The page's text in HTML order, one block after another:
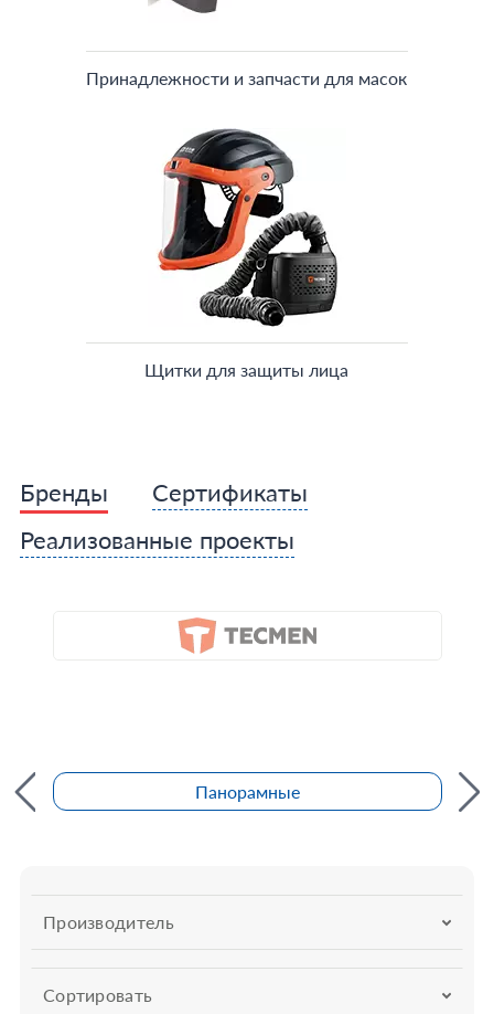
Принадлежности и запчасти для масок
Щитки для защиты лица
Бренды
Сертификаты
Реализованные проекты
Панорамные
Сортировать
Производитель